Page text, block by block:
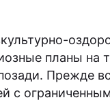
планы на
Прежде
с